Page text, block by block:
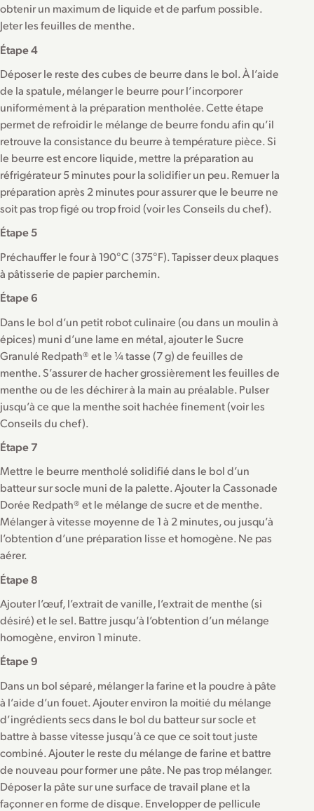
obtenir un maximum de liquide et de parfum possible.
Jeter les feuilles de menthe.
Étape 4
Déposer le reste des cubes de beurre dans le bol. À l’aide
de la spatule, mélanger le beurre pour l’incorporer
uniformément à la préparation mentholée. Cette étape
permet de refroidir le mélange de beurre fondu afin qu’il
retrouve la consistance du beurre à température pièce. Si
le beurre est encore liquide, mettre la préparation au
réfrigérateur 5 minutes pour la solidifier un peu. Remuer la
préparation après 2 minutes pour assurer que le beurre ne
soit pas trop figé ou trop froid (voir les Conseils du chef).
Étape 5
Préchauffer le four à 190°C (375°F). Tapisser deux plaques
à pâtisserie de papier parchemin.
Étape 6
Dans le bol d’un petit robot culinaire (ou dans un moulin à
épices) muni d’une lame en métal, ajouter le Sucre
Granulé Redpath® et le ¼ tasse (7 g) de feuilles de
menthe. S’assurer de hacher grossièrement les feuilles de
menthe ou de les déchirer à la main au préalable. Pulser
jusqu’à ce que la menthe soit hachée finement (voir les
Conseils du chef).
Étape 7
Mettre le beurre mentholé solidifié dans le bol d’un
batteur sur socle muni de la palette. Ajouter la Cassonade
Dorée Redpath® et le mélange de sucre et de menthe.
Mélanger à vitesse moyenne de 1 à 2 minutes, ou jusqu’à
l’obtention d’une préparation lisse et homogène. Ne pas
aérer.
Étape 8
Ajouter l’œuf, l’extrait de vanille, l’extrait de menthe (si
désiré) et le sel. Battre jusqu’à l’obtention d’un mélange
homogène, environ 1 minute.
Étape 9
Dans un bol séparé, mélanger la farine et la poudre à pâte
à l’aide d’un fouet. Ajouter environ la moitié du mélange
d’ingrédients secs dans le bol du batteur sur socle et
battre à basse vitesse jusqu’à ce que ce soit tout juste
combiné. Ajouter le reste du mélange de farine et battre
de nouveau pour former une pâte. Ne pas trop mélanger.
Déposer la pâte sur une surface de travail plane et la
façonner en forme de disque. Envelopper de pellicule